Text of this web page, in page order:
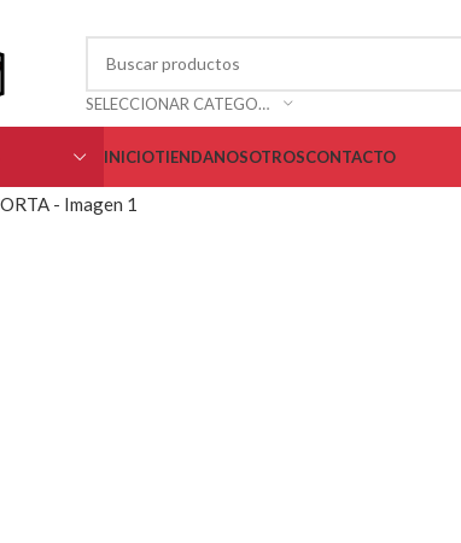
SELECCIONAR CATEGORÍA
INICIOTIENDANOSOTROSCONTACTO